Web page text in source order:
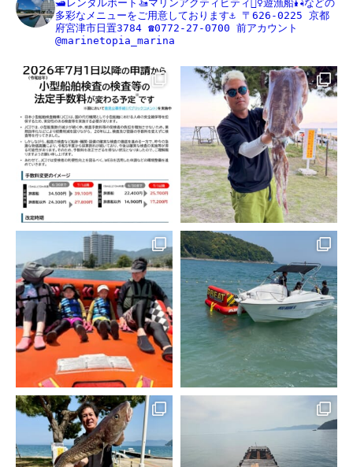
🛥レンタルボート🚤マリンアクティビティ🏄‍♀️遊漁船🎣などの
多彩なメニューをご用意しております⚓️ 〒626-0225 京都
府宮津市日置3784 ☎️0772-27-0700 前アカウント
@marinetopia_marina